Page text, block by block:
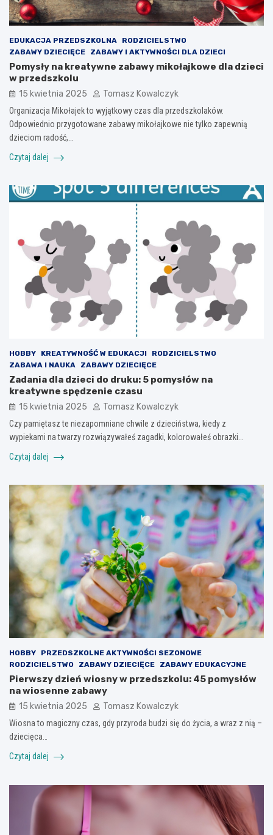
EDUKACJA PRZEDSZKOLNA
RODZICIELSTWO
ZABAWY DZIECIĘCE
ZABAWY I AKTYWNOŚCI DLA DZIECI
Pomysły na kreatywne zabawy mikołajkowe dla dzieci
w przedszkolu
15 kwietnia 2025 Tomasz Kowalczyk
Organizacja Mikołajek to wyjątkowy czas dla przedszkolaków.
Odpowiednio przygotowane zabawy mikołajkowe nie tylko zapewnią
dzieciom radość,…
Czytaj dalej
HOBBY KREATYWNOŚĆ W EDUKACJI
RODZICIELSTWO
ZABAWA I NAUKA
ZABAWY DZIECIĘCE
Zadania dla dzieci do druku: 5 pomysłów na
kreatywne spędzenie czasu
15 kwietnia 2025 Tomasz Kowalczyk
Czy pamiętasz te niezapomniane chwile z dzieciństwa, kiedy z
wypiekami na twarzy rozwiązywałeś zagadki, kolorowałeś obrazki…
Czytaj dalej
HOBBY
PRZEDSZKOLNE AKTYWNOŚCI SEZONOWE
RODZICIELSTWO
ZABAWY DZIECIĘCE ZABAWY EDUKACYJNE
Pierwszy dzień wiosny w przedszkolu: 45 pomysłów
na wiosenne zabawy
15 kwietnia 2025 Tomasz Kowalczyk
Wiosna to magiczny czas, gdy przyroda budzi się do życia, a wraz z nią –
dziecięca…
Czytaj dalej